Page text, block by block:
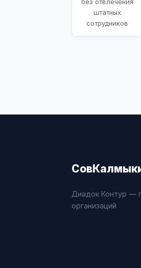
штатных
сотрудников
Диадок Контур —
организаций